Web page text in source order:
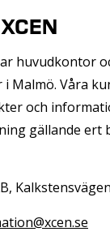
huvudkontor
Malmö. Våra
och
gällande ert